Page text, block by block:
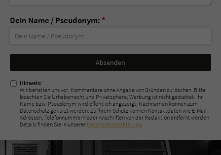
Dein Name / Pseudonym: *
Nicht
ausfüllen!
Hinweis:
Wir behalten uns vor, Kommentare ohne Angabe von Gründen zu löschen. Bitte
beachten Sie Urheberrecht und Privatsphäre; Werbung ist nicht gestattet. Ihr
Name bzw. Pseudonym wird öffentlich angezeigt; Nachnamen können zum
Datenschutz gekürzt werden. Zu Ihrem Schutz können Kontaktdaten wie E-Mail-
Adressen, Telefonnummern oder Anschriften von der Redaktion entfernt werden.
Details finden Sie in unserer Datenschutzerklärung